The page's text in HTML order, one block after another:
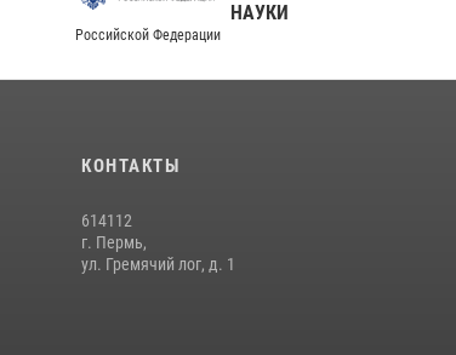
НАУКИ
Российской Федерации
КОНТАКТЫ
614112
г. Пермь,
ул. Гремячий лог, д. 1